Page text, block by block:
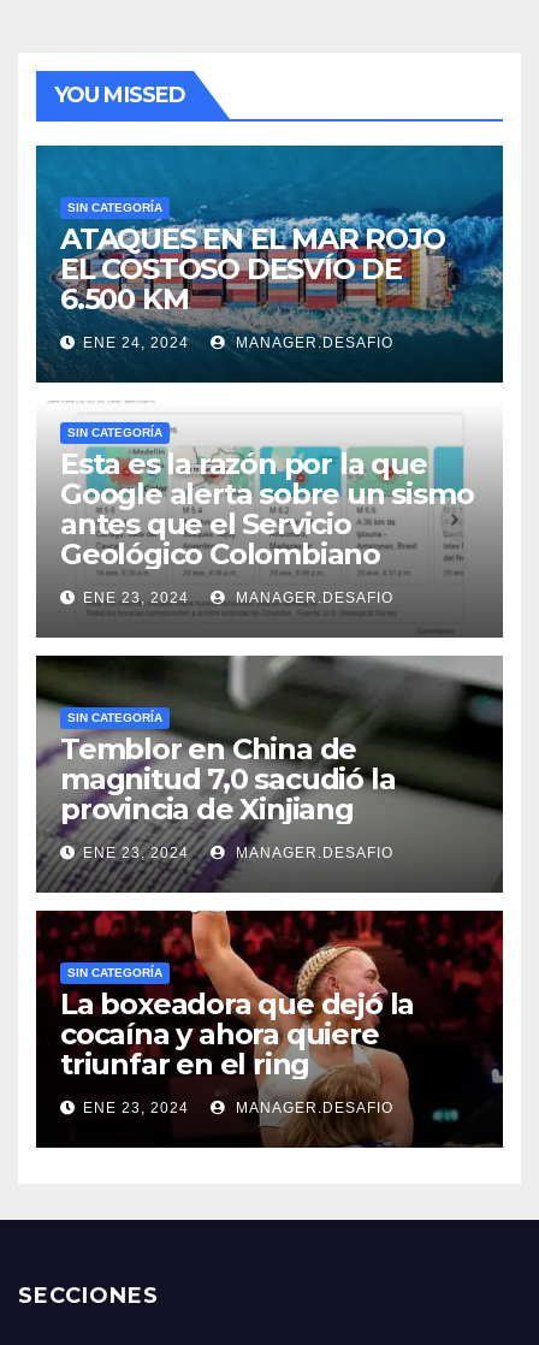
YOU MISSED
SIN CATEGORÍA
ATAQUES EN EL MAR ROJO
EL COSTOSO DESVÍO DE
6.500 KM
ENE 24, 2024 MANAGER.DESAFIO
SIN CATEGORÍA
Esta es la razón por la que
Google alerta sobre un sismo
antes que el Servicio
Geológico Colombiano
ENE 23, 2024 MANAGER.DESAFIO
SIN CATEGORÍA
Temblor en China de
magnitud 7,0 sacudió la
provincia de Xinjiang
ENE 23, 2024 MANAGER.DESAFIO
SIN CATEGORÍA
La boxeadora que dejó la
cocaína y ahora quiere
triunfar en el ring​
ENE 23, 2024 MANAGER.DESAFIO
SECCIONES